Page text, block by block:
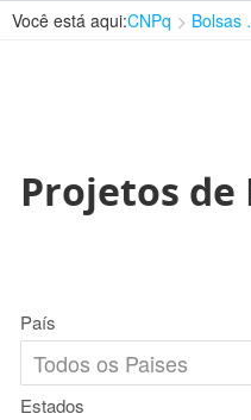
Você está aqui:CNPq
Projetos de
País
Estados